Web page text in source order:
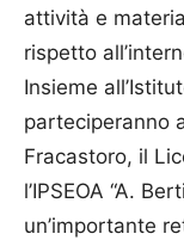
attività e
rispetto
Insieme
parteciperanno
Fracastoro, il
l’IPSEOA “A.
un’importante